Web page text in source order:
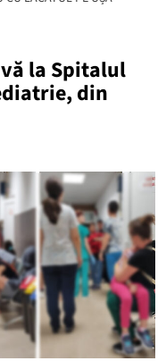
la Spitalul
din